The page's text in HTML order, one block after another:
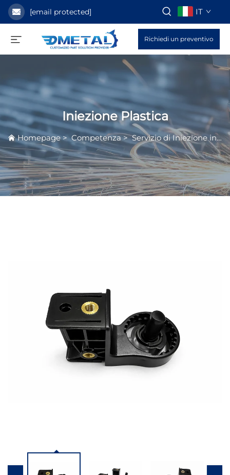
[email protected] IT
Richiedi un preventivo
Iniezione Plastica
Homepage>Competenza>Servizio di Iniezione in Plastica